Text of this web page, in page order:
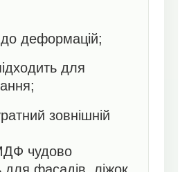
до деформацій;
для
зовнішній
чудово
для фасадів, ліжок